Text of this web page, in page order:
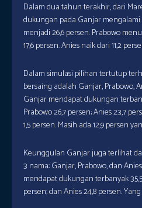
Dalam dua tahun terakhir, dari
dukungan pada Ganjar
menjadi 26,6 persen. Prabowo
17,6 persen. Anies naik dari 11,2
Dalam simulasi pilihan tertutup
bersaing adalah Ganjar, Prabowo,
Ganjar mendapat dukungan
Prabowo 26,7 persen; Anies 23,7
1,5 persen. Masih ada 12,9 persen
Keunggulan Ganjar juga terlihat
3 nama: Ganjar, Prabowo, dan
mendapat dukungan terbanyak
persen; dan Anies 24,8 persen.